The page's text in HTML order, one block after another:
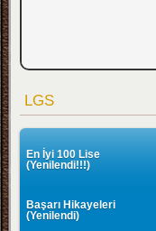
LGS
En İyi 100 Lise
(Yenilendi!!!)
Başarı Hikayeleri
(Yenilendi)